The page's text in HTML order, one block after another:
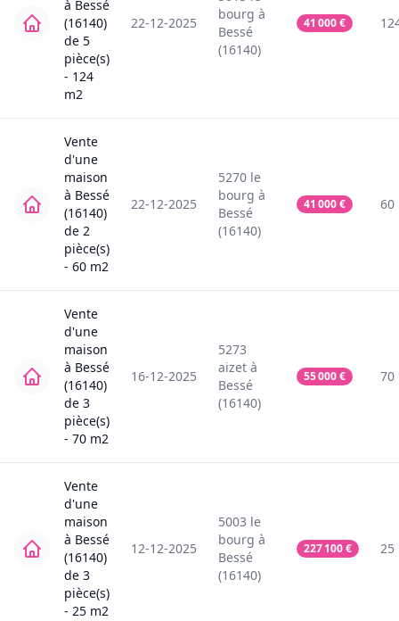
à Bessé
(16140)
de 5
pièce(s)
- 124
m2
22-12-2025
bourg à
Bessé
(16140)
41 000€
Vente
d'une
maison
à Bessé
(16140)
de 2
pièce(s)
- 60 m2
22-12-2025
5270 le
bourg à
Bessé
(16140)
41 000€ 60
Vente
d'une
maison
à Bessé
(16140)
de 3
pièce(s)
- 70 m2
16-12-2025
5273
aizet à
Bessé
(16140)
55 000€ 70
Vente
d'une
maison
à Bessé
(16140)
de 3
pièce(s)
- 25 m2
12-12-2025
5003 le
bourg à
Bessé
(16140)
227 100€ 25